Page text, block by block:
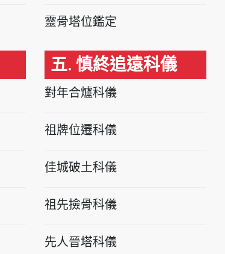
靈骨塔位鑑定
五. 慎終追遠科儀
對年合爐科儀
祖牌位遷科儀
佳城破土科儀
祖先撿骨科儀
先人晉塔科儀